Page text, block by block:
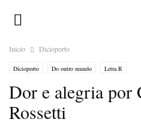
Inicio Dicioporto
Dicioporto Do outro mundo Letra R
Dor e alegria por
Rossetti